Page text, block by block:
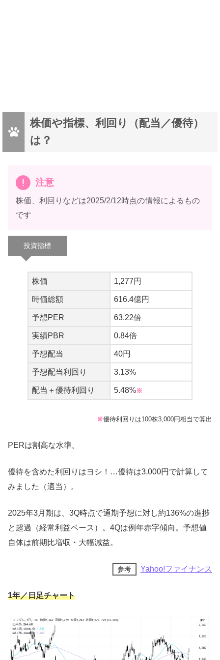
でもありがちょね～
｀)ﾌﾞﾜｯ
2022年3月期｜優待品
ギャッツビー
130g
ルシード
薬用トータルケア化粧水（医薬部外品）110ml
ビフェスタ
株価や指標、利回り（配当／優待）
は？
注意
株価、利回りなどは2025/2/12時点の情報によるもの
です
投資指標
株価 1,277円
時価総額 616.4億円
予想PER 63.22倍
実績PBR 0.84倍
予想配当 40円
予想配当利回り 3.13%
配当＋優待利回り 5.48%※
※優待利回りは100株3,000円相当で算出
PERは割高な水準。
優待を含めた利回りはヨシ！…優待は3,000円で計算して
みました（適当）。
2025年3月期は、3Q時点で通期予想に対し約136%の進捗
と超過（経常利益ベース）。4Qは例年赤字傾向。予想値
自体は前期比増収・大幅減益。
参考 Yahoo!ファイナンス
1年／日足チャート